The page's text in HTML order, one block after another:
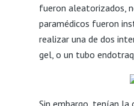
fueron aleatorizados,
paramédicos fueron
realizar una de dos
gel, o un tubo
Sin embargo, tenían la